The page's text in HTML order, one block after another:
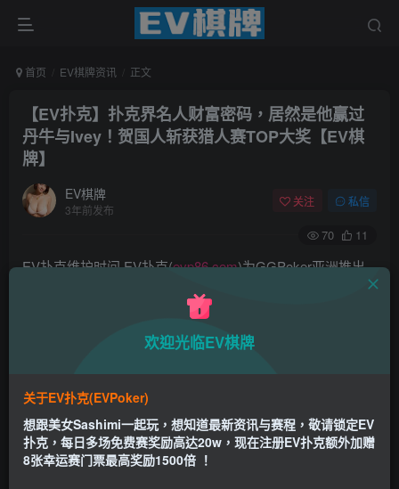
首页 EV棋牌资讯 正文
【EV扑克】扑克界名人财富密码，居然是他赢过
丹牛与Ivey！贺国人斩获猎人赛TOP大奖【EV棋
牌】
EV棋牌
3年前发布
关注 私信
70 11
EV扑克维护时间·EV扑克(evp86.com)为GGPoker亚洲推出
的全新扑克平台,拥有EV保险机制及国际MTT和SNG赛事,我
们具备完善的国际认可,致力提供国内最公平与公正的竞技环
EV扑克|EV扑克官网|EV扑克下载|EV扑克电脑版|EV扑克娱
乐场|EV扑克小游戏——EV扑克导航(www.evpks.com)
EV扑克|EV扑克官网|EV扑克娱乐场|EV扑克保险|EV扑克娱
乐场|EV扑克游戏网址发布页——EV扑克下载
欢迎光临EV棋牌
关于EV扑克(EVPoker)
想跟美女Sashimi一起玩，想知道最新资讯与赛程，敬请锁定EV
扑克，每日多场免费赛奖励高达20w，现在注册EV扑克额外加赠
8张幸运赛门票最高奖励1500倍 ！